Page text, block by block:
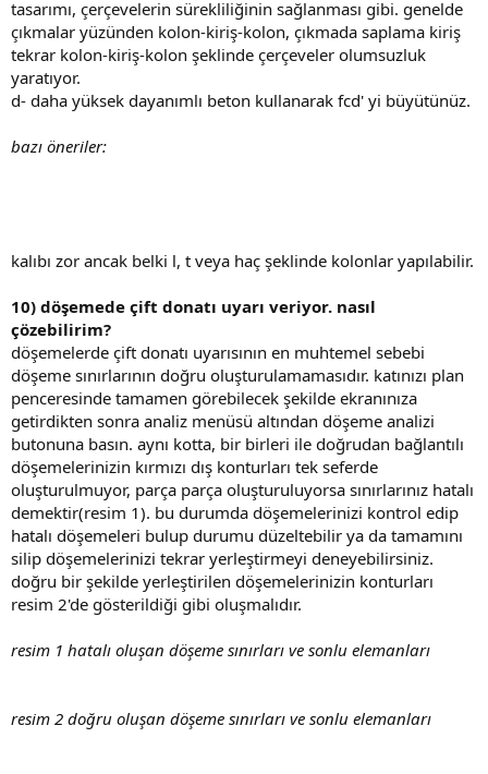
tasarımı, çerçevelerin sürekliliğinin sağlanması gibi. genelde
çıkmalar yüzünden kolon-kiriş-kolon, çıkmada saplama kiriş
tekrar kolon-kiriş-kolon şeklinde çerçeveler olumsuzluk
yaratıyor.
d- daha yüksek dayanımlı beton kullanarak fcd' yi büyütünüz.
bazı öneriler:
kalıbı zor ancak belki l, t veya haç şeklinde kolonlar yapılabilir.
10) döşemede çift donatı uyarı veriyor. nasıl
çözebilirim?
döşemelerde çift donatı uyarısının en muhtemel sebebi
döşeme sınırlarının doğru oluşturulamamasıdır. katınızı plan
penceresinde tamamen görebilecek şekilde ekranınıza
getirdikten sonra analiz menüsü altından döşeme analizi
butonuna basın. aynı kotta, bir birleri ile doğrudan bağlantılı
döşemelerinizin kırmızı dış konturları tek seferde
oluşturulmuyor, parça parça oluşturuluyorsa sınırlarınız hatalı
demektir(resim 1). bu durumda döşemelerinizi kontrol edip
hatalı döşemeleri bulup durumu düzeltebilir ya da tamamını
silip döşemelerinizi tekrar yerleştirmeyi deneyebilirsiniz.
doğru bir şekilde yerleştirilen döşemelerinizin konturları
resim 2'de gösterildiği gibi oluşmalıdır.
resim 1 hatalı oluşan döşeme sınırları ve sonlu elemanları
resim 2 doğru oluşan döşeme sınırları ve sonlu elemanları